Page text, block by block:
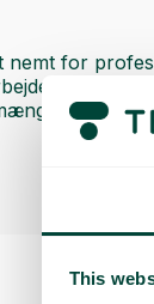
This
nemt for
og
opkald